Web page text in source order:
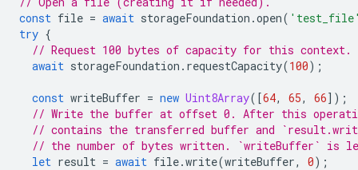
const file = await storageFoundation .open(
try {
// Request 100 bytes of capacity for this context.
await storageFoundation . requestCapacity(100);
const writeBuffer = new Uint8Array([64, 65, 66]);
// Write the buffer at offset 0. After this
// contains the transferred buffer and
// the number of bytes written. `writeBuffer` is
let result = await file.write(writeBuffer, 0);